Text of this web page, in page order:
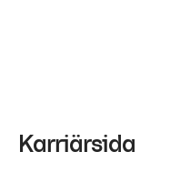
Karriärsida